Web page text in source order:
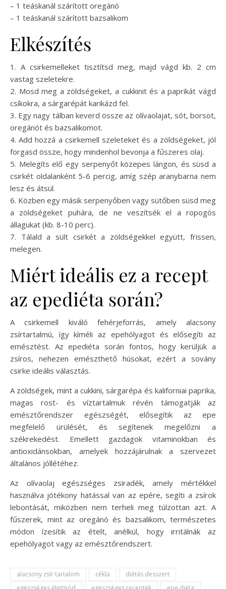
– 1 teáskanál szárított oregánó
– 1 teáskanál szárított bazsalikom
Elkészítés
1. A csirkemelleket tisztítsd meg, majd vágd kb. 2 cm
vastag szeletekre.
2. Mosd meg a zöldségeket, a cukkinit és a paprikát vágd
csíkokra, a sárgarépát karikázd fel.
3. Egy nagy tálban keverd össze az olívaolajat, sót, borsot,
oregánót és bazsalikomot.
4. Add hozzá a csirkemell szeleteket és a zöldségeket, jól
forgasd össze, hogy mindenhol bevonja a fűszeres olaj.
5. Melegíts elő egy serpenyőt közepes lángon, és süsd a
csirkét oldalanként 5-6 percig, amíg szép aranybarna nem
lesz és átsül.
6. Közben egy másik serpenyőben vagy sütőben süsd meg
a zöldségeket puhára, de ne veszítsék el a ropogós
állagukat (kb. 8-10 perc).
7. Tálald a sült csirkét a zöldségekkel együtt, frissen,
melegen.
Miért ideális ez a recept
az epediéta során?
A csirkemell kiváló fehérjeforrás, amely alacsony
zsírtartalmú, így kíméli az epehólyagot és elősegíti az
emésztést. Az epediéta során fontos, hogy kerüljük a
zsíros, nehezen emészthető húsokat, ezért a sovány
csirke ideális választás.
A zöldségek, mint a cukkini, sárgarépa és kaliforniai paprika,
magas rost- és víztartalmuk révén támogatják az
emésztőrendszer egészségét, elősegítik az epe
megfelelő ürülését, és segítenek megelőzni a
székrekedést. Emellett gazdagok vitaminokban és
antioxidánsokban, amelyek hozzájárulnak a szervezet
általános jóllétéhez.
Az olívaolaj egészséges zsiradék, amely mértékkel
használva jótékony hatással van az epére, segíti a zsírok
lebontását, miközben nem terheli meg túlzottan azt. A
fűszerek, mint az oregánó és bazsalikom, természetes
módon ízesítik az ételt, anélkül, hogy irritálnák az
epehólyagot vagy az emésztőrendszert.
alacsony zsír tartalom cékla
diétás desszert